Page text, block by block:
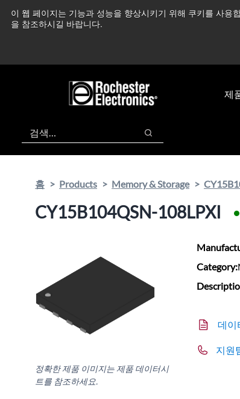
이 웹 페이지는 기능과 성능을 향상시키기 위해 쿠키를 사
을 참조하시길 바랍니다.
츠
건
중동 지역 상
제
검색
검색
홈 Products Memory & Storage
CY15B104QSN-108LPXI
정확한 제품 이미지는 제품 데이터시
트를 참조하세요.
Category:
데이
지원